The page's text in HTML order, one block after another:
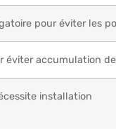
pour éviter les
éviter accumulation
installation